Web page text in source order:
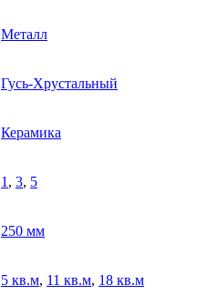
Металл
Гусь-Хрустальный
Керамика
1 , 3, 5
250 мм
5 кв.м, 11 кв.м, 18 кв.м